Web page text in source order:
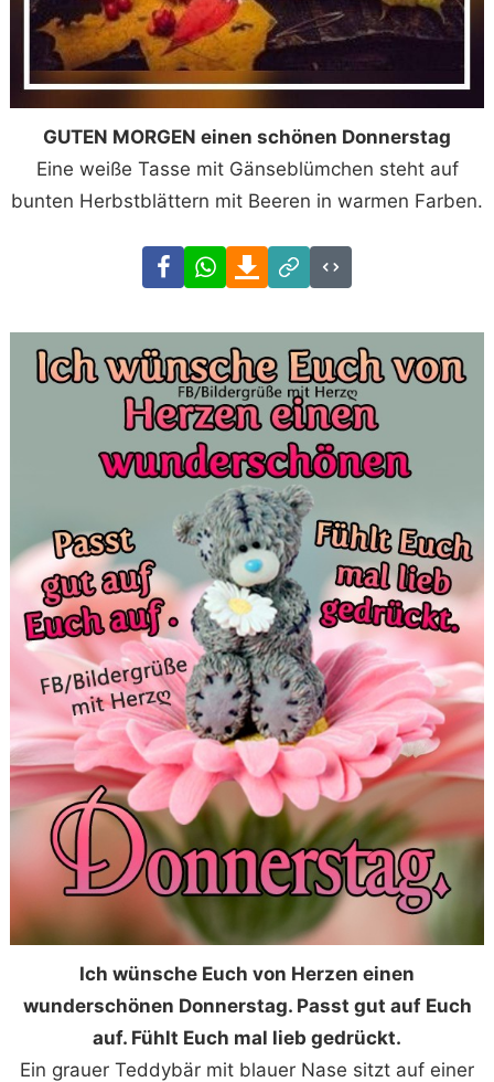
GUTEN MORGEN einen schönen Donnerstag
Eine weiße Tasse mit Gänseblümchen steht auf
bunten Herbstblättern mit Beeren in warmen Farben.
FacebookWhatsAppDownload
Link
Code
Ich wünsche Euch von Herzen einen
wunderschönen Donnerstag. Passt gut auf Euch
auf. Fühlt Euch mal lieb gedrückt.
Ein grauer Teddybär mit blauer Nase sitzt auf einer